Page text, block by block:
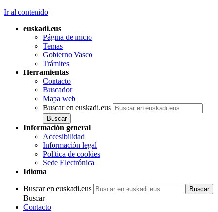
Ir al contenido
euskadi.eus
Página de inicio
Temas
Gobierno Vasco
Trámites
Herramientas
Contacto
Buscador
Mapa web
Buscar en euskadi.eus
Información general
Accesibilidad
Información legal
Política de cookies
Sede Electrónica
Idioma
Buscar en euskadi.eus
Buscar
Contacto